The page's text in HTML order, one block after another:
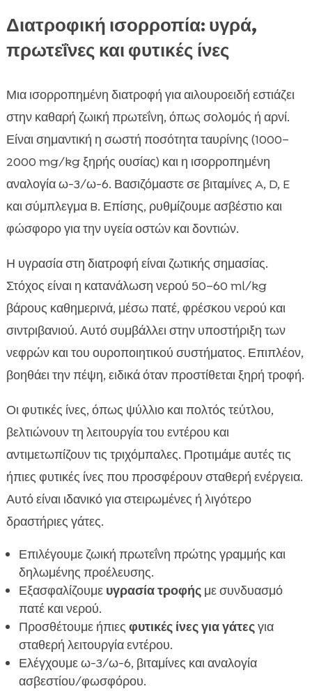
Διατροφική ισορροπία: υγρά,
πρωτεΐνες και φυτικές ίνες
Μια ισορροπημένη διατροφή για αιλουροειδή εστιάζει
στην καθαρή ζωική πρωτεΐνη, όπως σολομός ή αρνί.
Είναι σημαντική η σωστή ποσότητα ταυρίνης (1000–
2000 mg/kg ξηρής ουσίας) και η ισορροπημένη
αναλογία ω-3/ω-6. Βασιζόμαστε σε βιταμίνες A, D, E
και σύμπλεγμα B. Επίσης, ρυθμίζουμε ασβέστιο και
φώσφορο για την υγεία οστών και δοντιών.
Η υγρασία στη διατροφή είναι ζωτικής σημασίας.
Στόχος είναι η κατανάλωση νερού 50–60 ml/kg
βάρους καθημερινά, μέσω πατέ, φρέσκου νερού και
σιντριβανιού. Αυτό συμβάλλει στην υποστήριξη των
νεφρών και του ουροποιητικού συστήματος. Επιπλέον,
βοηθάει την πέψη, ειδικά όταν προστίθεται ξηρή τροφή.
Οι φυτικές ίνες, όπως ψύλλιο και πολτός τεύτλου,
βελτιώνουν τη λειτουργία του εντέρου και
αντιμετωπίζουν τις τριχόμπαλες. Προτιμάμε αυτές τις
ήπιες φυτικές ίνες που προσφέρουν σταθερή ενέργεια.
Αυτό είναι ιδανικό για στειρωμένες ή λιγότερο
δραστήριες γάτες.
Επιλέγουμε ζωική πρωτεΐνη πρώτης γραμμής και
δηλωμένης προέλευσης.
Εξασφαλίζουμε υγρασία τροφήςμε συνδυασμό
πατέ και νερού.
Προσθέτουμε ήπιες φυτικές ίνες για γάτεςγια
σταθερή λειτουργία εντέρου.
Ελέγχουμε ω-3/ω-6, βιταμίνες και αναλογία
ασβεστίου/φωσφόρου.